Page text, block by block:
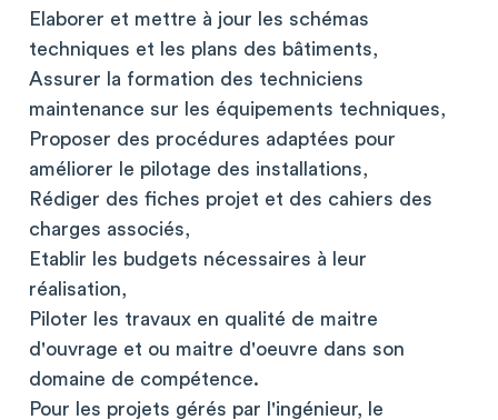
Elaborer et mettre à jour les schémas
techniques et les plans des bâtiments,
Assurer la formation des techniciens
maintenance sur les équipements techniques,
Proposer des procédures adaptées pour
améliorer le pilotage des installations,
Rédiger des fiches projet et des cahiers des
charges associés,
Etablir les budgets nécessaires à leur
réalisation,
Piloter les travaux en qualité de maitre
d'ouvrage et ou maitre d'oeuvre dans son
domaine de compétence.
Pour les projets gérés par l'ingénieur, le